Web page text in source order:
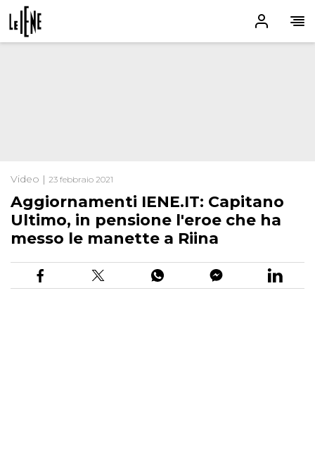
Video | 23 febbraio 2021
Aggiornamenti IENE.IT: Capitano
Ultimo, in pensione l'eroe che ha
messo le manette a Riina